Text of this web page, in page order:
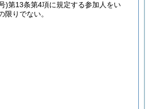
)第13条第4項に規定する参加人をい
りでない。